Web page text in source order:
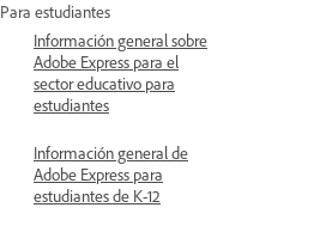
Para estudiantes
Información general sobre
Adobe Express para el
sector educativo para
estudiantes
Información general de
Adobe Express para
estudiantes de K-12